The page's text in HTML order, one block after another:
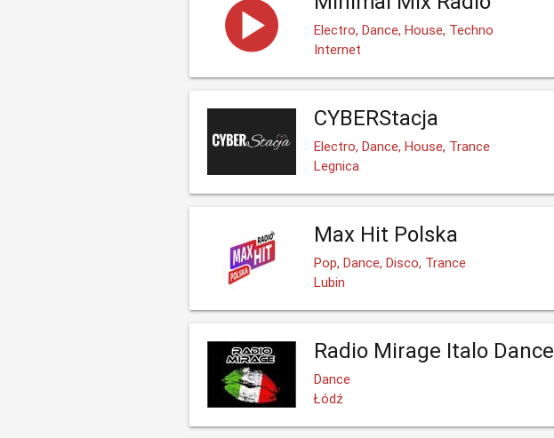
Electro, Dance, House, Techno
Internet
CYBERStacja
Electro, Dance, House, Trance
Legnica
Max Hit Polska
Pop, Dance, Disco, Trance
Lubin
Radio Mirage Italo Dance
Dance
Łódź